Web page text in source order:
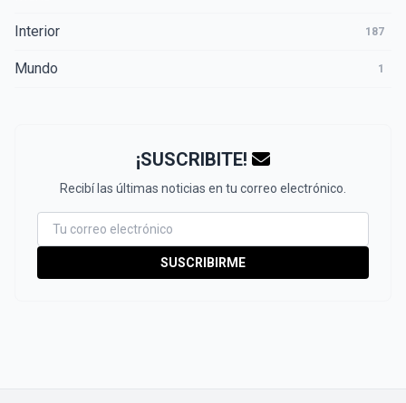
Interior 187
Mundo 1
¡SUSCRIBITE!
Recibí las últimas noticias en tu correo electrónico.
SUSCRIBIRME